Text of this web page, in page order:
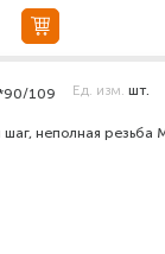
неполная резьба
109 Ед. изм. шт.